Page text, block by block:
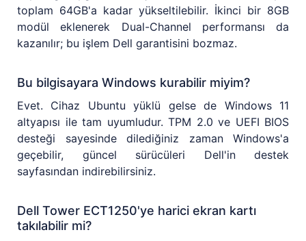
toplam 64GB'a kadar yükseltilebilir. İkinci bir 8GB
modül eklenerek Dual-Channel performansı da
kazanılır; bu işlem Dell garantisini bozmaz.
Bu bilgisayara Windows kurabilir miyim?
Evet. Cihaz Ubuntu yüklü gelse de Windows 11
altyapısı ile tam uyumludur. TPM 2.0 ve UEFI BIOS
desteği sayesinde dilediğiniz zaman Windows'a
geçebilir, güncel sürücüleri Dell'in destek
sayfasından indirebilirsiniz.
Dell Tower ECT1250'ye harici ekran kartı
takılabilir mi?